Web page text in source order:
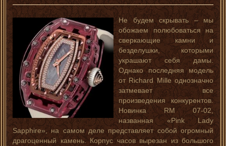
Не будем скрывать – мы
обожаем полюбоваться на
сверкающие камни и
безделушки, которыми
украшают себя дамы.
Однако последняя модель
от Richard Mille однозначно
затмевает все
произведения конкурентов.
Новинка RM 07-02,
названная «Pink Lady
Sapphire», на самом деле представляет собой огромный
драгоценный камень. Корпус часов вырезан из большого